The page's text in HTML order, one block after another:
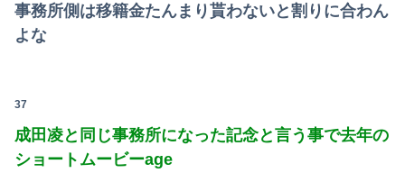
事務所側は移籍金たんまり貰わないと割りに合わん
よな
37
成田凌と同じ事務所になった記念と言う事で去年の
ショートムービーage